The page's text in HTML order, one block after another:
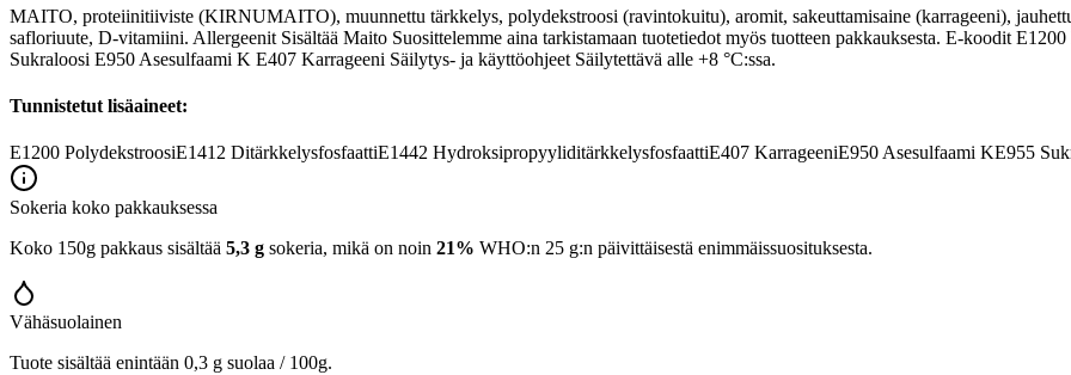
MAITO, proteiinitiiviste (KIRNUMAITO), muunnettu tärkkelys, polydekstroosi (ravintokuitu), aromit, sakeuttamisaine (karrageeni),
safloriuute, D-vitamiini. Allergeenit Sisältää Maito Suosittelemme aina tarkistamaan tuotetiedot myös tuotteen pakkauksesta. E-koodit
Sukraloosi E950 Asesulfaami K E407 Karrageeni Säilytys- ja käyttöohjeet Säilytettävä alle +8 °C:ssa.
Tunnistetut lisäaineet:
E1200 PolydekstroosiE1412 DitärkkelysfosfaattiE1442 HydroksipropyyliditärkkelysfosfaattiE407 KarrageeniE950 Asesulfaami KE955
Sokeria koko pakkauksessa
Koko 150g pakkaus sisältää 5,3 g sokeria, mikä on noin 21% WHO:n 25 g:n päivittäisestä enimmäissuosituksesta.
Vähäsuolainen
Tuote sisältää enintään 0,3 g suolaa / 100g.